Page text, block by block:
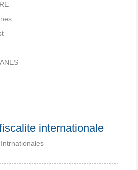
internationale